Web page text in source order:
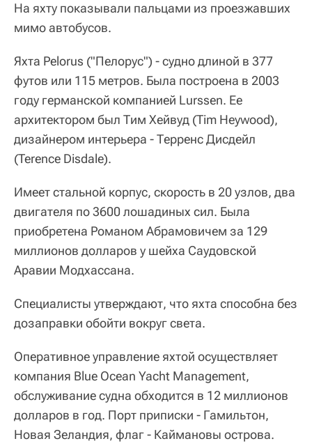
На яхту показывали пальцами из проезжавших
мимо автобусов.
Яхта Pelorus ("Пелорус") - судно длиной в 377
футов или 115 метров. Была построена в 2003
году германской компанией Lurssen. Ее
архитектором был Тим Хейвуд (Tim Heywood),
дизайнером интерьера - Терренс Дисдейл
(Terence Disdale).
Имеет стальной корпус, скорость в 20 узлов, два
двигателя по 3600 лошадиных сил. Была
приобретена Романом Абрамовичем за 129
миллионов долларов у шейха Саудовской
Аравии Модхассана.
Специалисты утверждают, что яхта способна без
дозаправки обойти вокруг света.
Оперативное управление яхтой осуществляет
компания Blue Ocean Yacht Management,
обслуживание судна обходится в 12 миллионов
долларов в год. Порт приписки - Гамильтон,
Новая Зеландия, флаг - Каймановы острова.